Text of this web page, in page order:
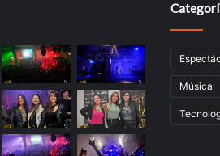
Música